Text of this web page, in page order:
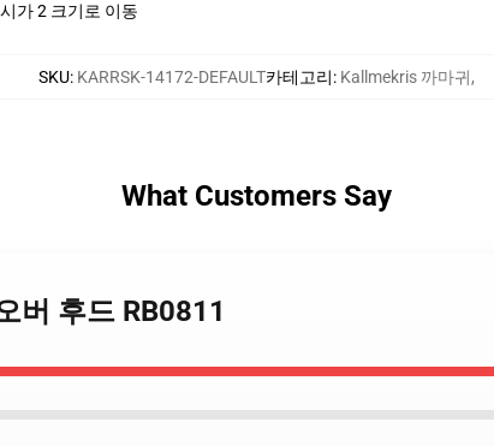
가 2 크기로 이동
SKU: KARRSK-14172-DEFAULT카테고리: Kallmekris 까마귀,
What Customers Say
버 후드 RB0811